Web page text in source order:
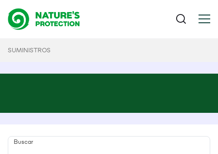
SUMINISTROS
Buscar